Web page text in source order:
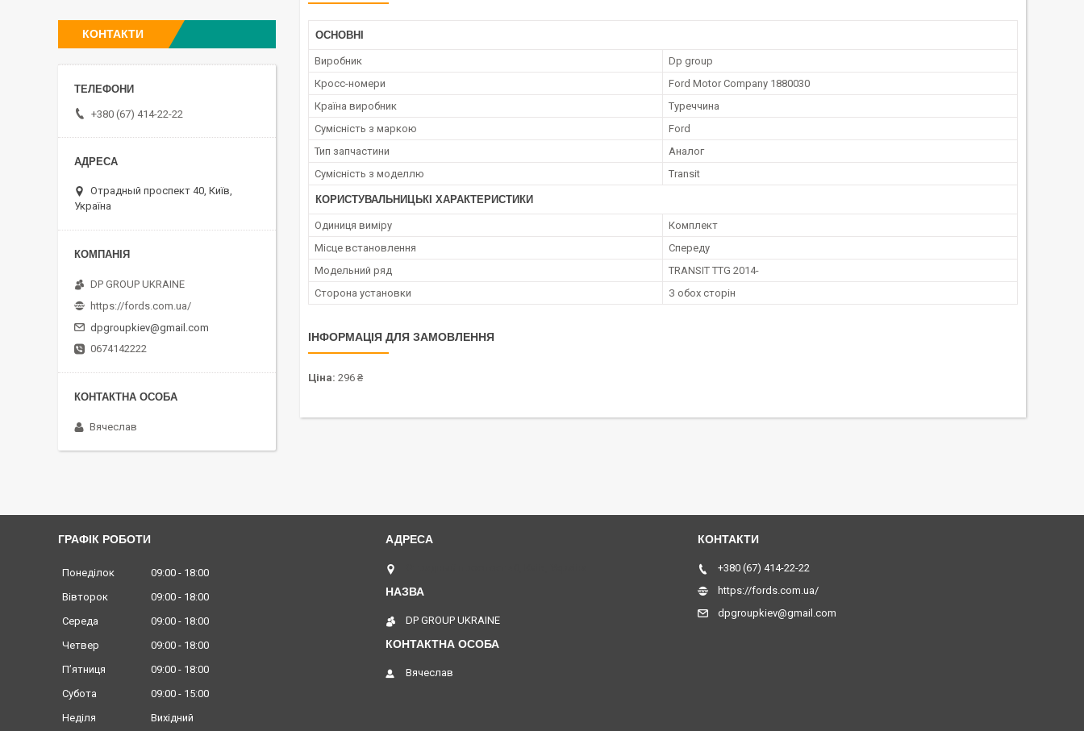
ОСНОВНІ
Виробник
Dp group
Кросс-номери
Ford Motor Company 1880030
Країна виробник
Туреччина
Сумісність з маркою
Ford
Тип запчастини
Аналог
Сумісність з моделлю
Transit
КОРИСТУВАЛЬНИЦЬКІ ХАРАКТЕРИСТИКИ
Одиниця виміру
Комплект
Місце встановлення
Спереду
Модельний ряд
TRANSIT TTG 2014-
Сторона установки
З обох сторін
ІНФОРМАЦІЯ ДЛЯ ЗАМОВЛЕННЯ
Ціна: 296 ₴
КОНТАКТИ
+380 (67) 414-22-22
Отрадный проспект 40, Київ,
Україна
DP GROUP UKRAINE
https://fords.com.ua/
dpgroupkiev@gmail.com
0674142222
Вячеслав
ГРАФІК РОБОТИ
Понеділок 09:00
18:00
Вівторок
09:00
18:00
Середа
09:00
18:00
Четвер
09:00
18:00
Пʼятниця
09:00
18:00
Субота
09:00
15:00
Неділя
Вихідний
DP GROUP UKRAINE
Вячеслав
+380 (67) 414-22-22
https://fords.com.ua/
dpgroupkiev@gmail.com